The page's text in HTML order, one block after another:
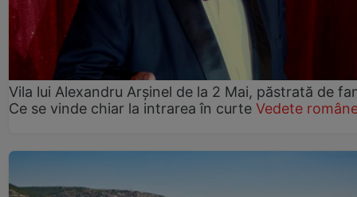
Vila lui Alexandru Arșinel de la 2 Mai, păstrată de
Ce se vinde chiar la intrarea în curte Vedete